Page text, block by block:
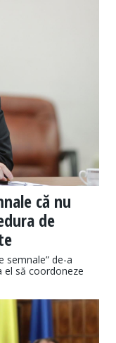
că nu
de
semnale” de-a
el să coordoneze